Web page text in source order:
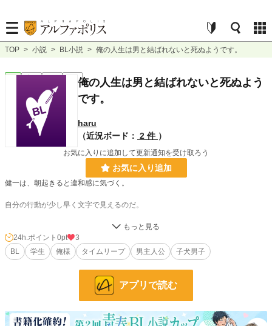
TOP > 小説 > BL小説 > 俺の人生は男と結ばれないと死ぬようです。
BL 完結 短編
俺の人生は男と結ばれないと死ぬよう
です。
haru
（近況ボード： 2 件 ）
お気に入りに追加して更新通知を受け取ろう
お気に入り追加
健一は、朝起きると違和感に気づく。
自分の行動が少し早く文字で見えるのだ。
道に曲がる時ですら選択肢が見える。
しかも、答えつきで。
『右に曲がる→女の人にぶつかり、運命的な出会いを迎える
左に曲がる→幼馴染みの智文と合流する』
24h.ポイント 0pt
3
BL
学生 俺様 タイムリープ 男主人公 子犬男子
アプリで読む